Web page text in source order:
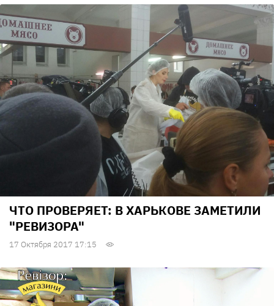
ЧТО ПРОВЕРЯЕТ: В ХАРЬКОВЕ ЗАМЕТИЛИ
"РЕВИЗОРА"
17 Октября 2017 17:15